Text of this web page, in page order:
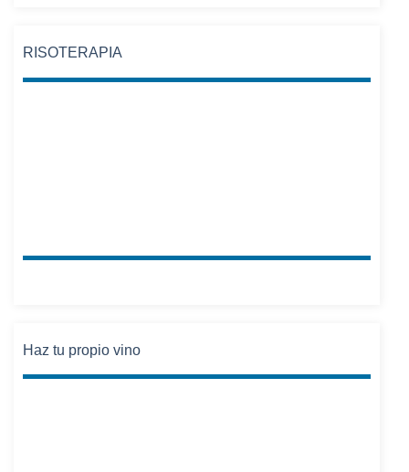
RISOTERAPIA
Haz tu propio vino